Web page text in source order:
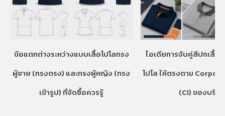
ข้อแตกต่างระหว่างแบบเสื้อโปโลทรง
ผู้ชาย (ทรงตรง) และทรงผู้หญิง (ทรง
เข้ารูป) ที่จัดซื้อควรรู้
ไอเดียการจับคู่สีปกเสื้อ
โปโล ให้ตรงตาม
(CI) ของบริษัท